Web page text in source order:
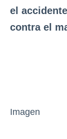
el
contra el
Imagen